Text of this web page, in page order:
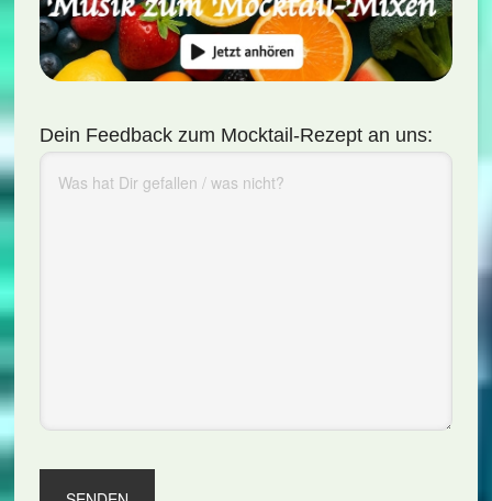
Dein Feedback zum Mocktail-Rezept an uns: